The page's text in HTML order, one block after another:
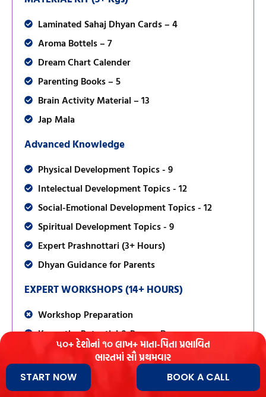
Laminated Sahaj Dhyan Cards – 4
Aroma Bottels – 7
Dream Chart Calender
Parenting Books – 5
Brain Activity Material – 13
Jap Mala
Advanced Knowledge
Physical Development Topics - 9
Intelectual Development Topics - 12
Social-Emotional Development Topics - 12
Spiritual Development Topics - 9
Expert Prashnottari (3+ Hours)
Dhyan Guidance for Parents
EXPERT WORKSHOPS (14+ HOURS)
Workshop Preparation
Know the Potential & Reap a Dream
Be Role Model, not Preacher
Give Time & Love Regularly
Child Psycology - 30 Skills
૫૦+ દેશોનાં ૧૦ લાખ+ માતા-પિતા પ્રભાવિત
ભારતમાં સૌ પ્રથમવાર
START NOW BOOK A CALL
Enroll Event